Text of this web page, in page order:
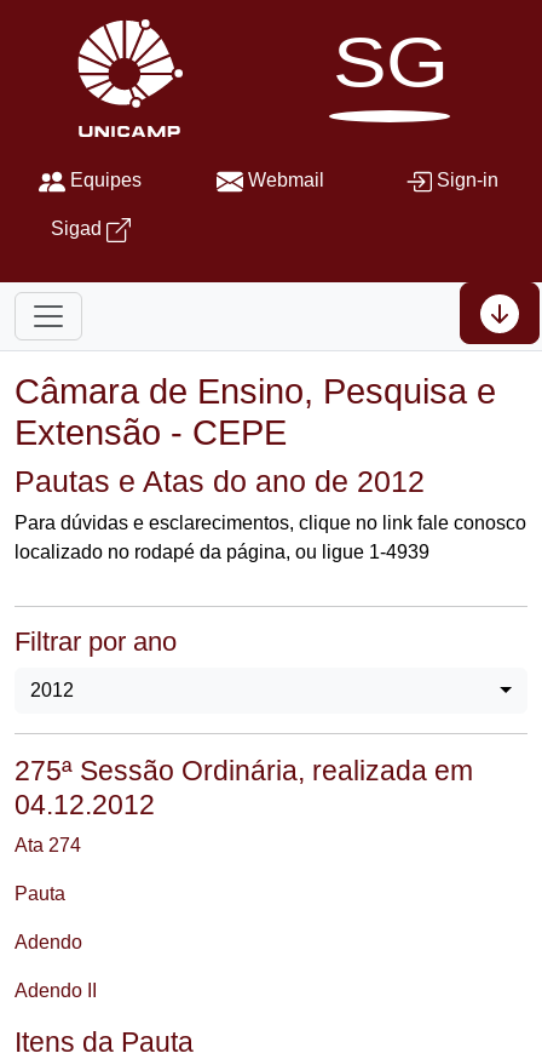
SG
Equipes Webmail Sign-in
Sigad
Câmara de Ensino, Pesquisa e
Extensão - CEPE
Pautas e Atas do ano de 2012
Para dúvidas e esclarecimentos, clique no link fale conosco
localizado no rodapé da página, ou ligue 1-4939
Filtrar por ano
2012
275ª Sessão Ordinária, realizada em
04.12.2012
Ata 274
Pauta
Adendo
Adendo II
Itens da Pauta